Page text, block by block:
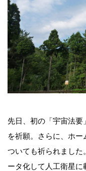
先日、初の「宇宙法要
を祈願。さらに、ホ
ついても祈られました
ータ化して人工衛星